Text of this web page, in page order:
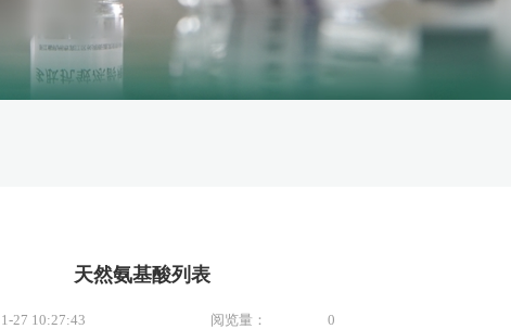
天然氨基酸列表
27 10:27:43 阅览量： 0